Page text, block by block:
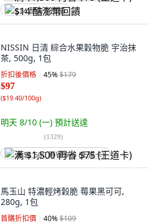
$14 酷澎幣回饋
NISSIN 日清 綜合水果穀物脆 宇治抹
茶, 500g, 1包
折扣後價格 45%$179
$97
($19.40/100g)
明天 8/10 (一) 預計送達
(1329)
满 $1,500 再省 $75 (王道卡)
馬玉山 特濃輕烤穀脆 莓果黑可可,
280g, 1包
首購折扣價 40%$109